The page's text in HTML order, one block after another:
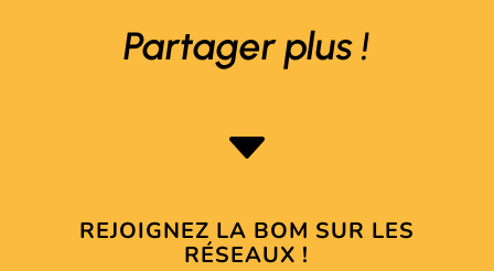
Partager plus !
C
REJOIGNEZ LA BOM SUR LES
RÉSEAUX !